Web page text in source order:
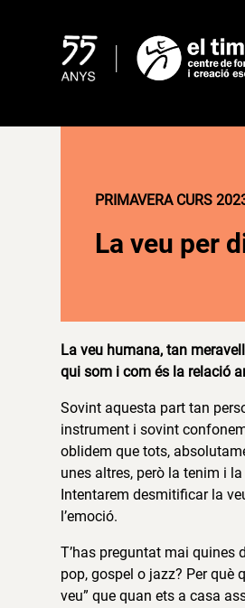
PRIMAVERA CURS
La veu per
La veu humana, tan
qui som i com és la relació
Sovint aquesta part tan
instrument i sovint
oblidem que tots,
unes altres, però la tenim i
Intentarem desmitificar la
l’emoció.
T’has preguntat mai quines
pop, gospel o jazz? Per què
veu” que quan ets a casa